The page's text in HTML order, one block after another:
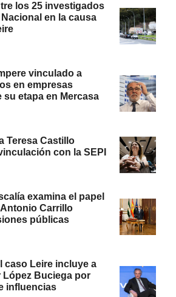
los 25 investigados
en la causa
vinculado a
en empresas
etapa en Mercasa
Teresa Castillo
con la SEPI
examina el papel
Carrillo
públicas
caso Leire incluye a
López Buciega por
influencias